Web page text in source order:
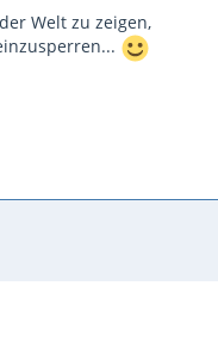
Welt zu zeigen,